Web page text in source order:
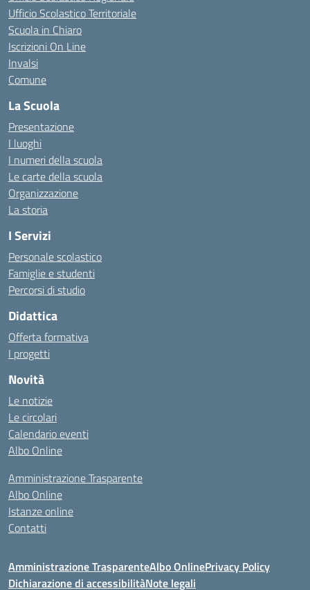
Ufficio Scolastico Territoriale
Scuola in Chiaro
Iscrizioni On Line
Invalsi
Comune
La Scuola
Presentazione
I luoghi
I numeri della scuola
Le carte della scuola
Organizzazione
La storia
I Servizi
Personale scolastico
Famiglie e studenti
Percorsi di studio
Didattica
Offerta formativa
I progetti
Novità
Le notizie
Le circolari
Calendario eventi
Albo Online
Amministrazione Trasparente
Albo Online
Istanze online
Contatti
Amministrazione TrasparenteAlbo OnlinePrivacy Policy
Dichiarazione di accessibilitàNote legali